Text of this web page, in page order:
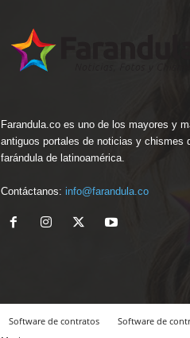
Farandula.co es uno de los mayores y
antiguos portales de noticias y chismes
farándula de latinoamérica.
Contáctanos: info@farandula.co
Software de contratos
Software de